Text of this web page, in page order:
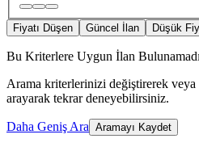
Fiyatı Düşen Güncel İlan Düşük
Bu Kriterlere Uygun İlan
Arama kriterlerinizi değiştirerek veya
arayarak tekrar deneyebilirsiniz.
Daha Geniş Ara Aramayı Kaydet